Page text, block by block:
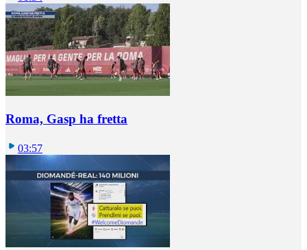
Roma, Gasp ha fretta
03:57